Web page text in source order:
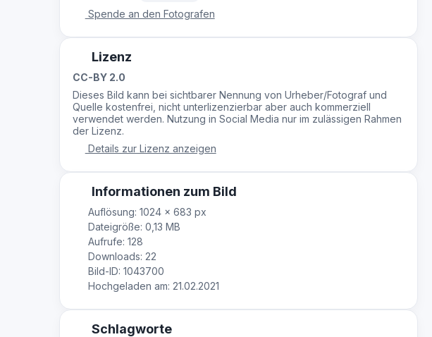
Spende an den Fotografen
Lizenz
CC-BY 2.0
Dieses Bild kann bei sichtbarer Nennung von Urheber/Fotograf und
Quelle kostenfrei, nicht unterlizenzierbar aber auch kommerziell
verwendet werden. Nutzung in Social Media nur im zulässigen Rahmen
der Lizenz.
Details zur Lizenz anzeigen
Informationen zum Bild
Auflösung: 1024 × 683 px
Dateigröße: 0,13 MB
Aufrufe: 128
Downloads: 22
Bild-ID: 1043700
Hochgeladen am: 21.02.2021
Schlagworte